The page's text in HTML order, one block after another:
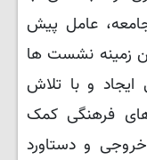
عامل پیش
زمینه نشست ها
ایجاد و با تلاش
فرهنگی کمک
و دستاورد